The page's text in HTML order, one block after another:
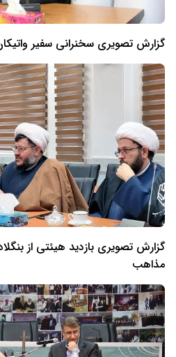
گزارش تصویری سخنرانی سفیر
گزارش تصویری بازدید هیئتی از
مذاهب